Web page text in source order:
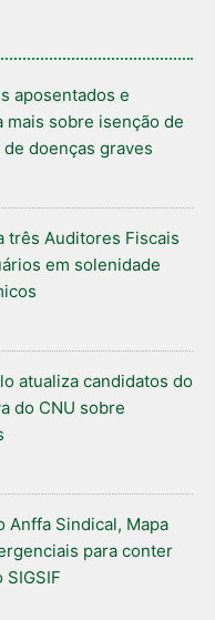
aposentados e
mais sobre isenção de
doenças graves
três Auditores Fiscais
em solenidade
atualiza candidatos do
do CNU sobre
Anffa Sindical, Mapa
para conter